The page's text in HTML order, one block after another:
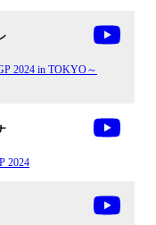
2024 in TOKYO～
2024